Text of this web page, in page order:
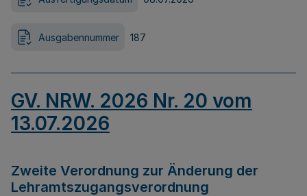
Ausgabennummer 187
GV. NRW. 2026 Nr. 20 vom
13.07.2026
Zweite Verordnung zur Änderung der
Lehramtszugangsverordnung